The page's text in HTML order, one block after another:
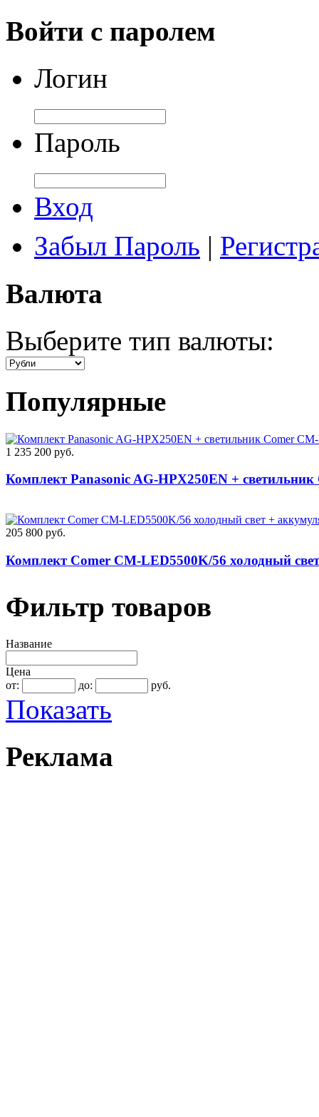
Войти с паролем
Логин
Пароль
Вход
Забыл Пароль |
Валюта
Выберите тип валюты:
Популярные
1 235 200 руб.
Комплект Panasonic AG-HPX250EN +
205 800 руб.
Комплект Comer CM-LED5500K/56 холодный
1 641 000 руб.
Комплект Panasonic AG-HPX255EN +
205 800 руб.
Комплект Comer CM-LED5500K/32 теплый свет
Фильтр товаров
Название
Цена
от:
до: руб.
Показать
Реклама